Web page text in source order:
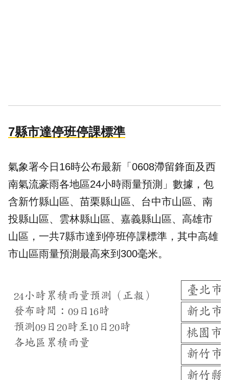
7縣市達停班停課標準
氣象署今日16時公布最新「0608滯留鋒面及西
南氣流豪雨各地區24小時雨量預測」數據，包
含新竹縣山區、苗栗縣山區、台中市山區、南
投縣山區、雲林縣山區、嘉義縣山區、高雄市
山區，一共7縣市達到停班停課標準，其中高雄
市山區雨量預測最高來到300毫米。